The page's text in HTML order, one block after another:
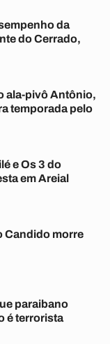
da
do Cerrado,
ala-pivô Antônio,
temporada pelo
e Os 3 do
em Areial
Candido morre
paraibano
é terrorista